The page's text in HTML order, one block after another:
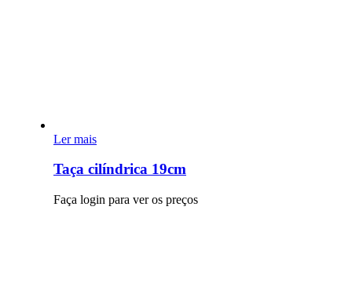
Ler mais
Taça cilíndrica 19cm
Faça login para ver os preços